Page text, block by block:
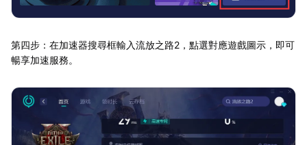
第四步：在加速器搜尋框輸入流放之路2，點選對應遊戲圖示，即可
暢享加速服務。